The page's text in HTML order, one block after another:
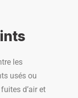
les
usés ou
d’air et